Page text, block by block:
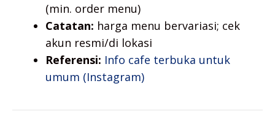
(min. order menu)
Catatan: harga menu bervariasi; cek
akun resmi/di lokasi
Referensi: Info cafe terbuka untuk
umum (Instagram)